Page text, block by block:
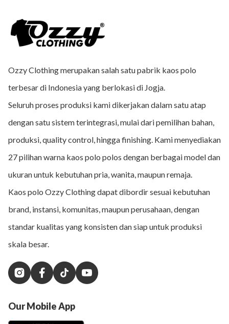
Ozzy Clothing merupakan salah satu pabrik kaos polo
terbesar di Indonesia yang berlokasi di Jogja.
Seluruh proses produksi kami dikerjakan dalam satu atap
dengan satu sistem terintegrasi, mulai dari pemilihan bahan,
produksi, quality control, hingga finishing. Kami menyediakan
27 pilihan warna kaos polo polos dengan berbagai model dan
ukuran untuk kebutuhan pria, wanita, maupun remaja.
Kaos polo Ozzy Clothing dapat dibordir sesuai kebutuhan
brand, instansi, komunitas, maupun perusahaan, dengan
standar kualitas yang konsisten dan siap untuk produksi
skala besar.
Our Mobile App